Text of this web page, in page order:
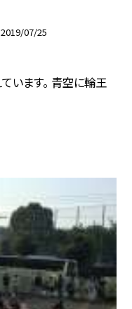
2019/07/25
います。 青空に輪王